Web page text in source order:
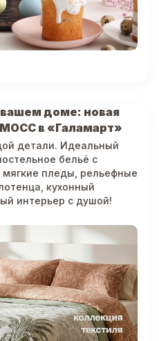
доме: новая
в «Галамарт»
детали. Идеальный
бельё с
пледы, рельефные
кухонный
интерьер с душой!